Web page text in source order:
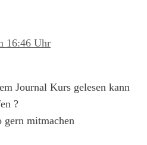
16:46 Uhr
Journal Kurs gelesen kann
?
gern mitmachen